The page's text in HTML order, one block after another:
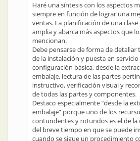
Haré una síntesis con los aspectos
siempre en función de lograr una
ventas. La planificación de una
amplia y abarca más aspectos que
mencionan.
Debe pensarse de forma de detallar
de la instalación y puesta en
configuración básica, desde la
embalaje, lectura de las partes
instructivo, verificación visual y
de todas las partes y componentes.
Destaco especialmente “desde la
embalaje” porque uno de los
contundentes y rotundos es el de la
del breve tiempo en que se puede
cuando se sigue un procedimiento